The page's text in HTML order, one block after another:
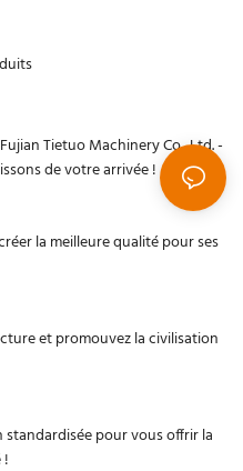
Tietuo Machinery Co., Ltd. -
de votre arrivée !
la meilleure qualité pour ses
et promouvez la civilisation
standardisée pour vous offrir la
!